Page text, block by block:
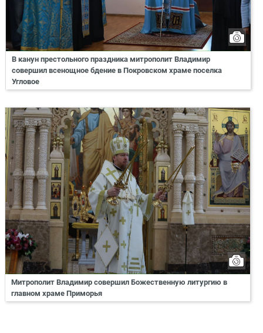
В канун престольного праздника митрополит Владимир
совершил всенощное бдение в Покровском храме поселка
Угловое
Митрополит Владимир совершил Божественную литургию в
главном храме Приморья